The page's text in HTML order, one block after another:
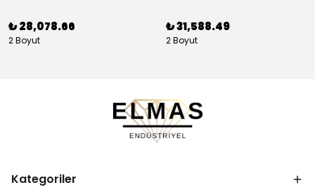
₺ 28,078.66
2 Boyut
₺ 31,588.49
2 Boyut
Kategoriler